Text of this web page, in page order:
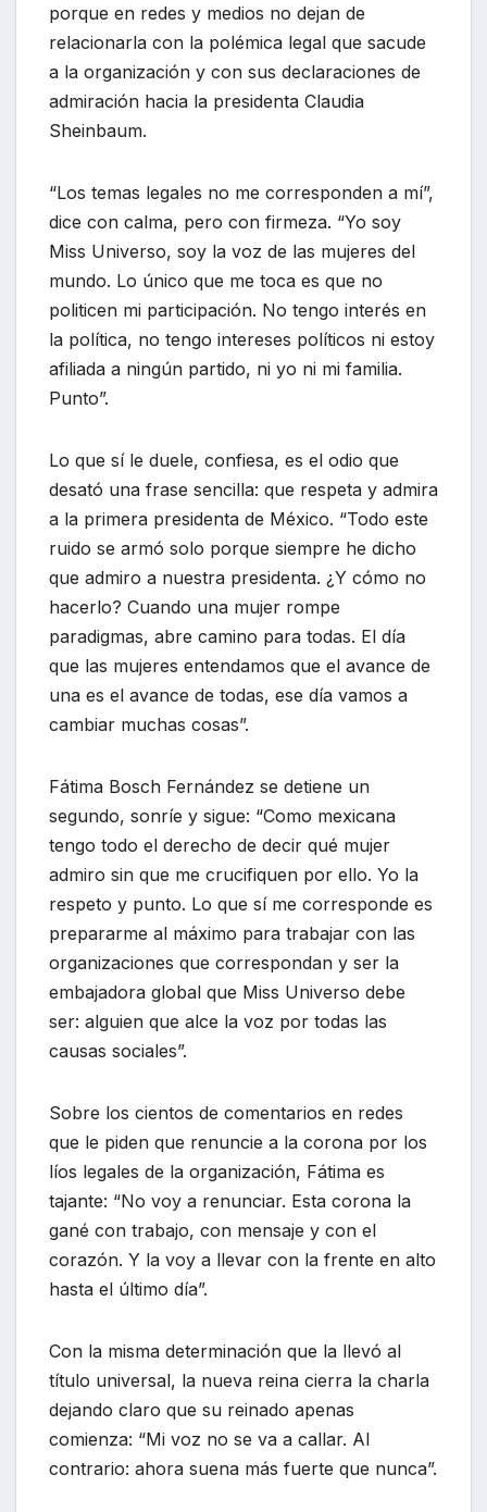
porque en redes y medios no dejan de
relacionarla con la polémica legal que sacude
a la organización y con sus declaraciones de
admiración hacia la presidenta Claudia
Sheinbaum.
“Los temas legales no me corresponden a mí”,
dice con calma, pero con firmeza. “Yo soy
Miss Universo, soy la voz de las mujeres del
mundo. Lo único que me toca es que no
politicen mi participación. No tengo interés en
la política, no tengo intereses políticos ni estoy
afiliada a ningún partido, ni yo ni mi familia.
Punto”.
Lo que sí le duele, confiesa, es el odio que
desató una frase sencilla: que respeta y admira
a la primera presidenta de México. “Todo este
ruido se armó solo porque siempre he dicho
que admiro a nuestra presidenta. ¿Y cómo no
hacerlo? Cuando una mujer rompe
paradigmas, abre camino para todas. El día
que las mujeres entendamos que el avance de
una es el avance de todas, ese día vamos a
cambiar muchas cosas”.
Fátima Bosch Fernández se detiene un
segundo, sonríe y sigue: “Como mexicana
tengo todo el derecho de decir qué mujer
admiro sin que me crucifiquen por ello. Yo la
respeto y punto. Lo que sí me corresponde es
prepararme al máximo para trabajar con las
organizaciones que correspondan y ser la
embajadora global que Miss Universo debe
ser: alguien que alce la voz por todas las
causas sociales”.
Sobre los cientos de comentarios en redes
que le piden que renuncie a la corona por los
líos legales de la organización, Fátima es
tajante: “No voy a renunciar. Esta corona la
gané con trabajo, con mensaje y con el
corazón. Y la voy a llevar con la frente en alto
hasta el último día”.
Con la misma determinación que la llevó al
título universal, la nueva reina cierra la charla
dejando claro que su reinado apenas
comienza: “Mi voz no se va a callar. Al
contrario: ahora suena más fuerte que nunca”.